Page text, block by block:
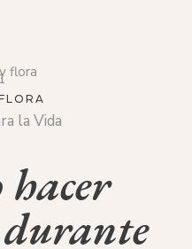
la Vida
hacer
durante